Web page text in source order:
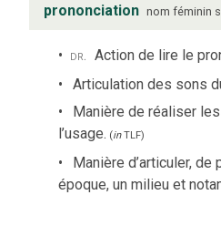
prononciation nom féminin
dr. Action de lire le
Articulation des sons
Manière de réaliser
l’usage. (inTLF)
Manière d’articuler, de
époque, un milieu et